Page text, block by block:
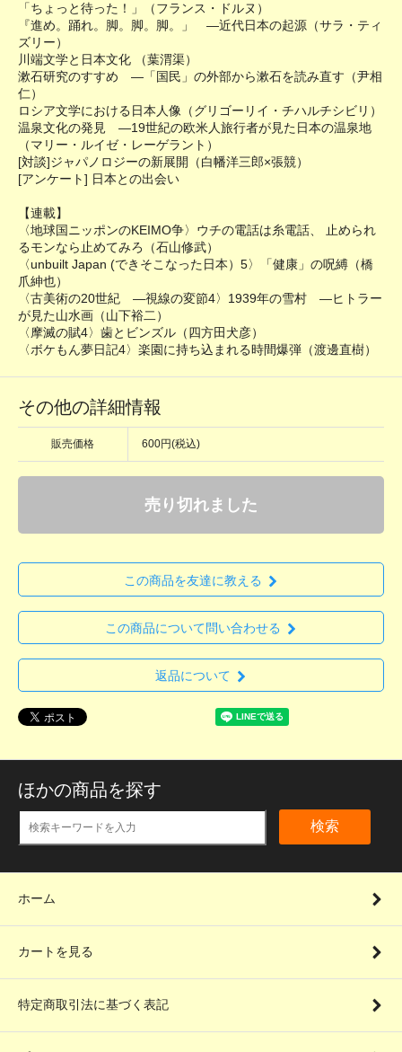
「ちょっと待った！」（フランス・ドルヌ）
『進め。踊れ。脚。脚。脚。」 ―近代日本の起源（サラ・ティ
ズリー）
川端文学と日本文化 （葉渭渠）
漱石研究のすすめ ―「国民」の外部から漱石を読み直す（尹相
仁）
ロシア文学における日本人像（グリゴーリイ・チハルチシビリ）
温泉文化の発見 ―19世紀の欧米人旅行者が見た日本の温泉地
（マリー・ルイゼ・レーゲラント）
[対談]ジャパノロジーの新展開（白幡洋三郎×張競）
[アンケート] 日本との出会い
【連載】
〈地球国ニッポンのKEIMO争〉ウチの電話は糸電話、 止められ
るモンなら止めてみろ（石山修武）
〈unbuilt Japan (できそこなった日本）5〉「健康」の呪縛（橋
爪紳也）
〈古美術の20世紀 ―視線の変節4〉1939年の雪村 ―ヒトラー
が見た山水画（山下裕二）
〈摩滅の賦4〉歯とビンズル（四方田犬彦）
〈ボケもん夢日記4〉楽園に持ち込まれる時間爆弾（渡邊直樹）
その他の詳細情報
販売価格 600円(税込)
売り切れました
この商品を友達に教える
この商品について問い合わせる
返品について
ほかの商品を探す
検索
ホーム
カートを見る
特定商取引法に基づく表記